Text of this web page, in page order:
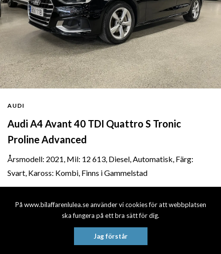
På www.bilaffarenlulea.se använder vi cookies för att webbplatsen
ska fungera på ett bra sätt för dig.
Jag förstår
AUDI
Audi A4 Avant 40 TDI Quattro S Tronic
Proline Advanced
Årsmodell: 2021, Mil: 12 613, Diesel, Automatisk, Färg:
Svart, Kaross: Kombi, Finns i Gammelstad